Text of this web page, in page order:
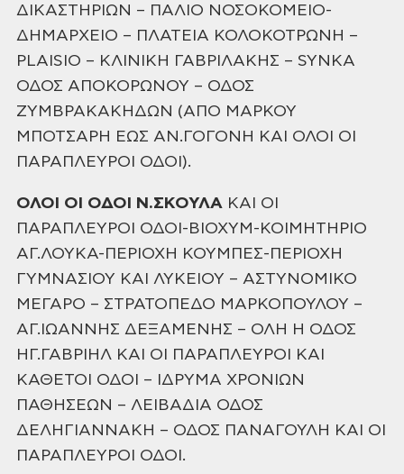
ΔΙΚΑΣΤΗΡΙΩΝ – ΠΑΛΙΟ ΝΟΣΟΚΟΜΕΙΟ-
ΔΗΜΑΡΧΕΙΟ – ΠΛΑΤΕΙΑ ΚΟΛΟΚΟΤΡΩΝΗ –
PLAISIO – ΚΛΙΝΙΚΗ ΓΑΒΡΙΛΑΚΗΣ – SYNKA
ΟΔΟΣ ΑΠΟΚΟΡΩΝΟΥ – ΟΔΟΣ
ΖΥΜΒΡΑΚΑΚΗΔΩΝ (ΑΠΟ ΜΑΡΚΟΥ
ΜΠΟΤΣΑΡΗ ΕΩΣ ΑΝ.ΓΟΓΟΝΗ ΚΑΙ ΟΛΟΙ ΟΙ
ΠΑΡΑΠΛΕΥΡΟΙ ΟΔΟΙ).
ΟΛΟΙ ΟΙ ΟΔΟΙ Ν.ΣΚΟΥΛΑ ΚΑΙ ΟΙ
ΠΑΡΑΠΛΕΥΡΟΙ ΟΔΟΙ-ΒΙΟΧΥΜ-ΚΟΙΜΗΤΗΡΙΟ
ΑΓ.ΛΟΥΚΑ-ΠΕΡΙΟΧΗ ΚΟΥΜΠΕΣ-ΠΕΡΙΟΧΗ
ΓΥΜΝΑΣΙΟΥ ΚΑΙ ΛΥΚΕΙΟΥ – ΑΣΤΥΝΟΜΙΚΟ
ΜΕΓΑΡΟ – ΣΤΡΑΤΟΠΕΔΟ ΜΑΡΚΟΠΟΥΛΟΥ –
ΑΓ.ΙΩΑΝΝΗΣ ΔΕΞΑΜΕΝΗΣ – ΟΛΗ Η ΟΔΟΣ
ΗΓ.ΓΑΒΡΙΗΛ ΚΑΙ ΟΙ ΠΑΡΑΠΛΕΥΡΟΙ ΚΑΙ
ΚΑΘΕΤΟΙ ΟΔΟΙ – ΙΔΡΥΜΑ ΧΡΟΝΙΩΝ
ΠΑΘΗΣΕΩΝ – ΛΕΙΒΑΔΙΑ ΟΔΟΣ
ΔΕΛΗΓΙΑΝΝΑΚΗ – ΟΔΟΣ ΠΑΝΑΓΟΥΛΗ ΚΑΙ ΟΙ
ΠΑΡΑΠΛΕΥΡΟΙ
ΟΔΟΙ.